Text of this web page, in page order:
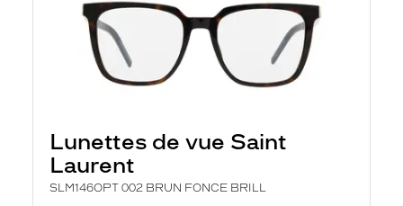
Lunettes de vue Saint
Laurent
SLM146OPT 002 BRUN FONCE BRILL